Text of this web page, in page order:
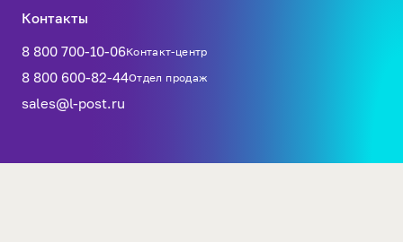
Контакты
8 800 700-10-06Контакт-центр
8 800 600-82-44Отдел продаж
sales@l-post.ru